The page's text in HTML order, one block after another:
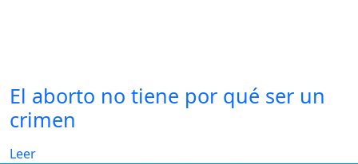
El aborto no tiene por qué ser un
crimen
Leer